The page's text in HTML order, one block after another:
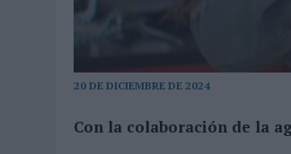
05/08/2026
LUIS ARQUILLOS (BURGO
07/08/2026 | ‘ALEXIA PUTELLAS X GALAXY
20 DE DICIEMBRE DE 2024
Con la colaboración de la